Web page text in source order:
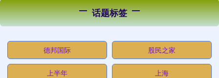
话题标签
德邦国际 股民之家
上半年 上海